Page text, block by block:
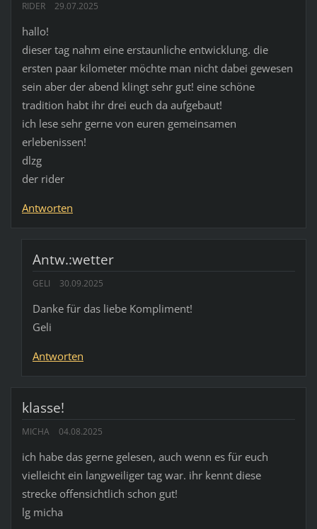
RIDER 29.07.2025
hallo!
dieser tag nahm eine erstaunliche entwicklung. die
ersten paar kilometer möchte man nicht dabei gewesen
sein aber der abend klingt sehr gut! eine schöne
tradition habt ihr drei euch da aufgebaut!
ich lese sehr gerne von euren gemeinsamen
erlebenissen!
dlzg
der rider
Antworten
Antw.:wetter
GELI 30.09.2025
Danke für das liebe Kompliment!
Geli
Antworten
klasse!
MICHA 04.08.2025
ich habe das gerne gelesen, auch wenn es für euch
vielleicht ein langweiliger tag war. ihr kennt diese
strecke offensichtlich schon gut!
lg micha